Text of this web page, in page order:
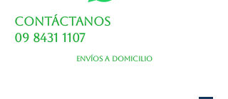
Contáctanos
09 8431 1107
Envíos a domicilio